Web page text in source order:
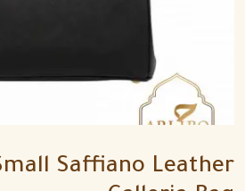
Saffiano Leather